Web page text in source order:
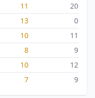
11
20
13
0
10
11
8
9
10
12
7 9